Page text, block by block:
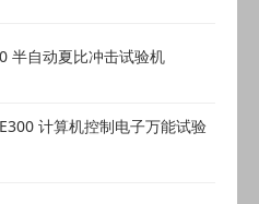
半自动夏比冲击试验机
计算机控制电子万能试验